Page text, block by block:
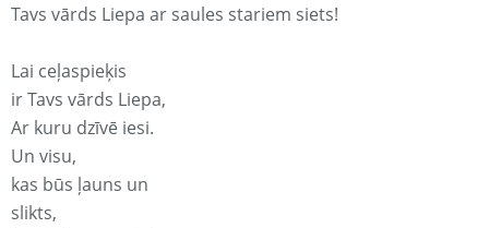
Tavs vārds Liepa ar saules stariem siets!
Lai ceļaspieķis
ir Tavs vārds Liepa,
Ar kuru dzīvē iesi.
Un visu,
kas būs ļauns un
slikts,